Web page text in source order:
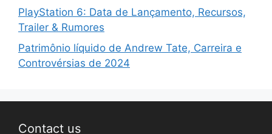
PlayStation 6: Data de Lançamento, Recursos,
Trailer & Rumores
Patrimônio líquido de Andrew Tate, Carreira e
Controvérsias de 2024
Contact us